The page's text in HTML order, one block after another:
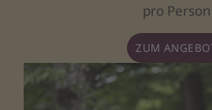
pro Person
ZUM